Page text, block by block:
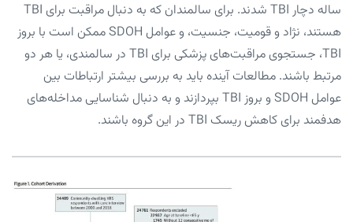
ساله دچار TBI شدند. برای سالمندان که به دنبال مراقبت برای TBI
هستند، نژاد و قومیت، جنسیت، و عوامل SDOH ممکن است با بروز
TBI، جستجوی مراقبت‌های پزشکی برای TBI در سالمندی، یا هر دو
مرتبط باشند. مطالعات آینده باید به بررسی بیشتر ارتباطات بین
عوامل SDOH و بروز TBI بپردازند و به دنبال شناسایی مداخله‌های
هدفمند برای کاهش ریسک TBI در این گروه باشند.